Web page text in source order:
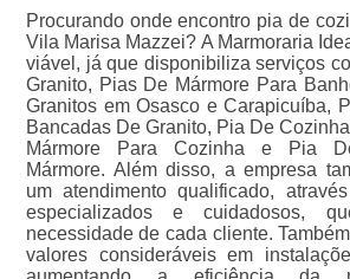
Procurando onde encontro pia de
Vila Marisa Mazzei? A Marmoraria
viável, já que disponibiliza serviços
Granito, Pias De Mármore Para
Granitos em Osasco e Carapicuíba,
Bancadas De Granito, Pia De
Mármore Para Cozinha e Pia
Mármore. Além disso, a empresa
um atendimento qualificado,
especializados e cuidadosos,
necessidade de cada cliente.
valores consideráveis em